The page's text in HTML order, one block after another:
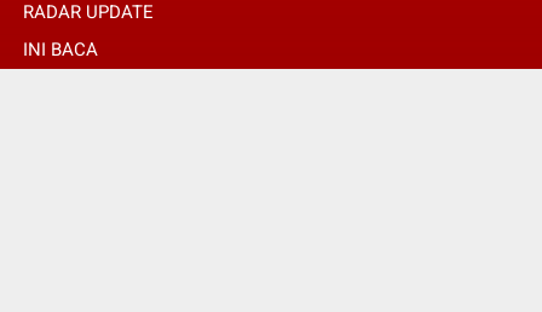
RADAR UPDATE
INI BACA